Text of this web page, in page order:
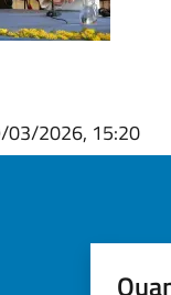
03/2026, 15:20